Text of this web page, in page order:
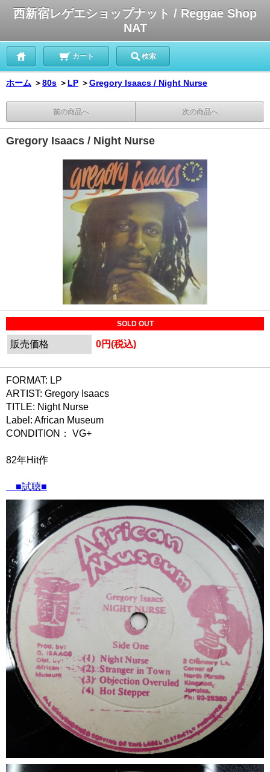
西新宿レゲエショップナット / Reggae Shop
NAT
カート 検索
ホーム ＞80s ＞ LP ＞Gregory Isaacs / Night Nurse
前の商品へ 次の商品へ
Gregory Isaacs / Night Nurse
SOLD OUT
販売価格 0円(税込)
FORMAT: LP
ARTIST: Gregory Isaacs
TITLE: Night Nurse
Label: African Museum
CONDITION： VG+
82年Hit作
■試聴■